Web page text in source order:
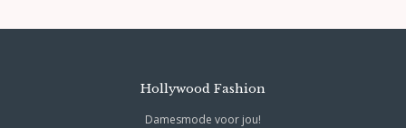
Hollywood Fashion
Damesmode voor jou!